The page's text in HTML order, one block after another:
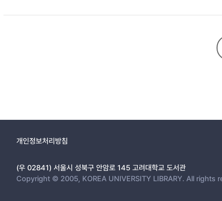
개인정보처리방침
(우 02841) 서울시 성북구 안암로 145 고려대학교 도서관
Copyright © 2005, KOREA UNIVERSITY LIBRARY. All rights